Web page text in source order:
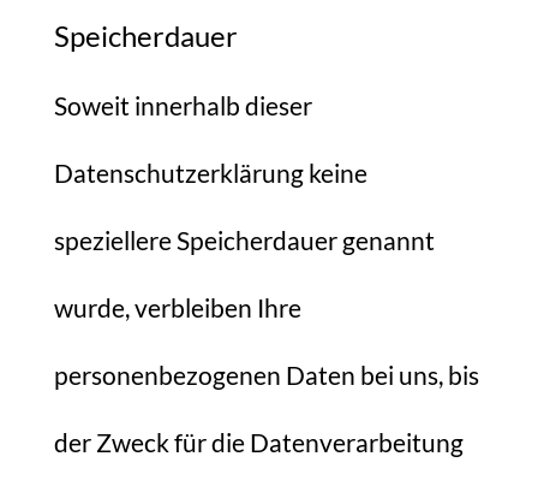
Speicherdauer
Soweit innerhalb dieser
Datenschutzerklärung keine
speziellere Speicherdauer genannt
wurde, verbleiben Ihre
personenbezogenen Daten bei uns, bis
der Zweck für die Datenverarbeitung